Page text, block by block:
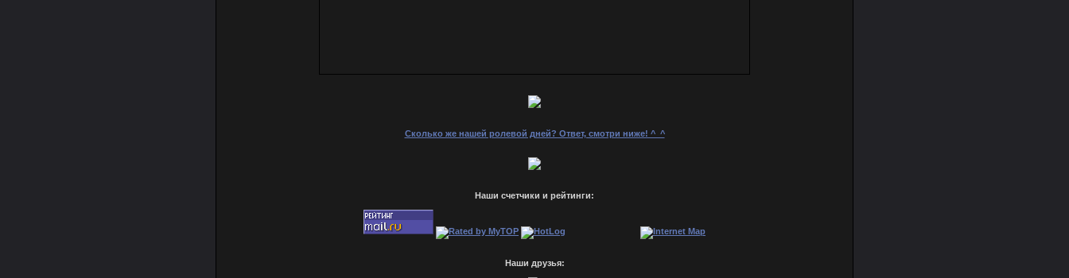
Сколько же нашей ролевой дней? Ответ, смотри ниже! ^_^
Наши счетчики и рейтинги:
Наши друзья: